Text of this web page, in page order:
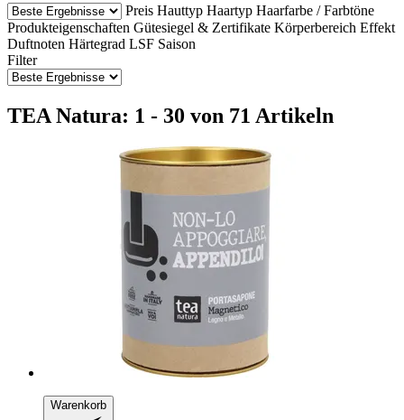
Preis Hauttyp Haartyp Haarfarbe / Farbtöne
Produkteigenschaften Gütesiegel & Zertifikate Körperbereich Effekt
Duftnoten Härtegrad LSF Saison
Filter
TEA Natura: 1 - 30 von 71 Artikeln
Warenkorb